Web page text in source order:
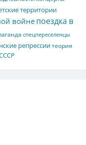
территории
войнепоездка в
спецпереселенцы
репрессиитеория